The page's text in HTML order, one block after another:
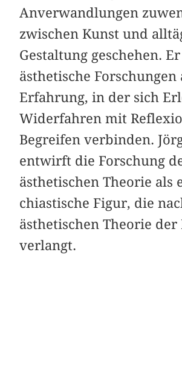
Anverwandlungen
zwischen Kunst und
Gestaltung geschehen.
ästhetische Forschungen
Erfahrung, in der sich
Widerfahren mit
Begreifen verbinden.
entwirft die Forschung
ästhetischen Theorie als
chiastische Figur, die
ästhetischen Theorie der
verlangt.